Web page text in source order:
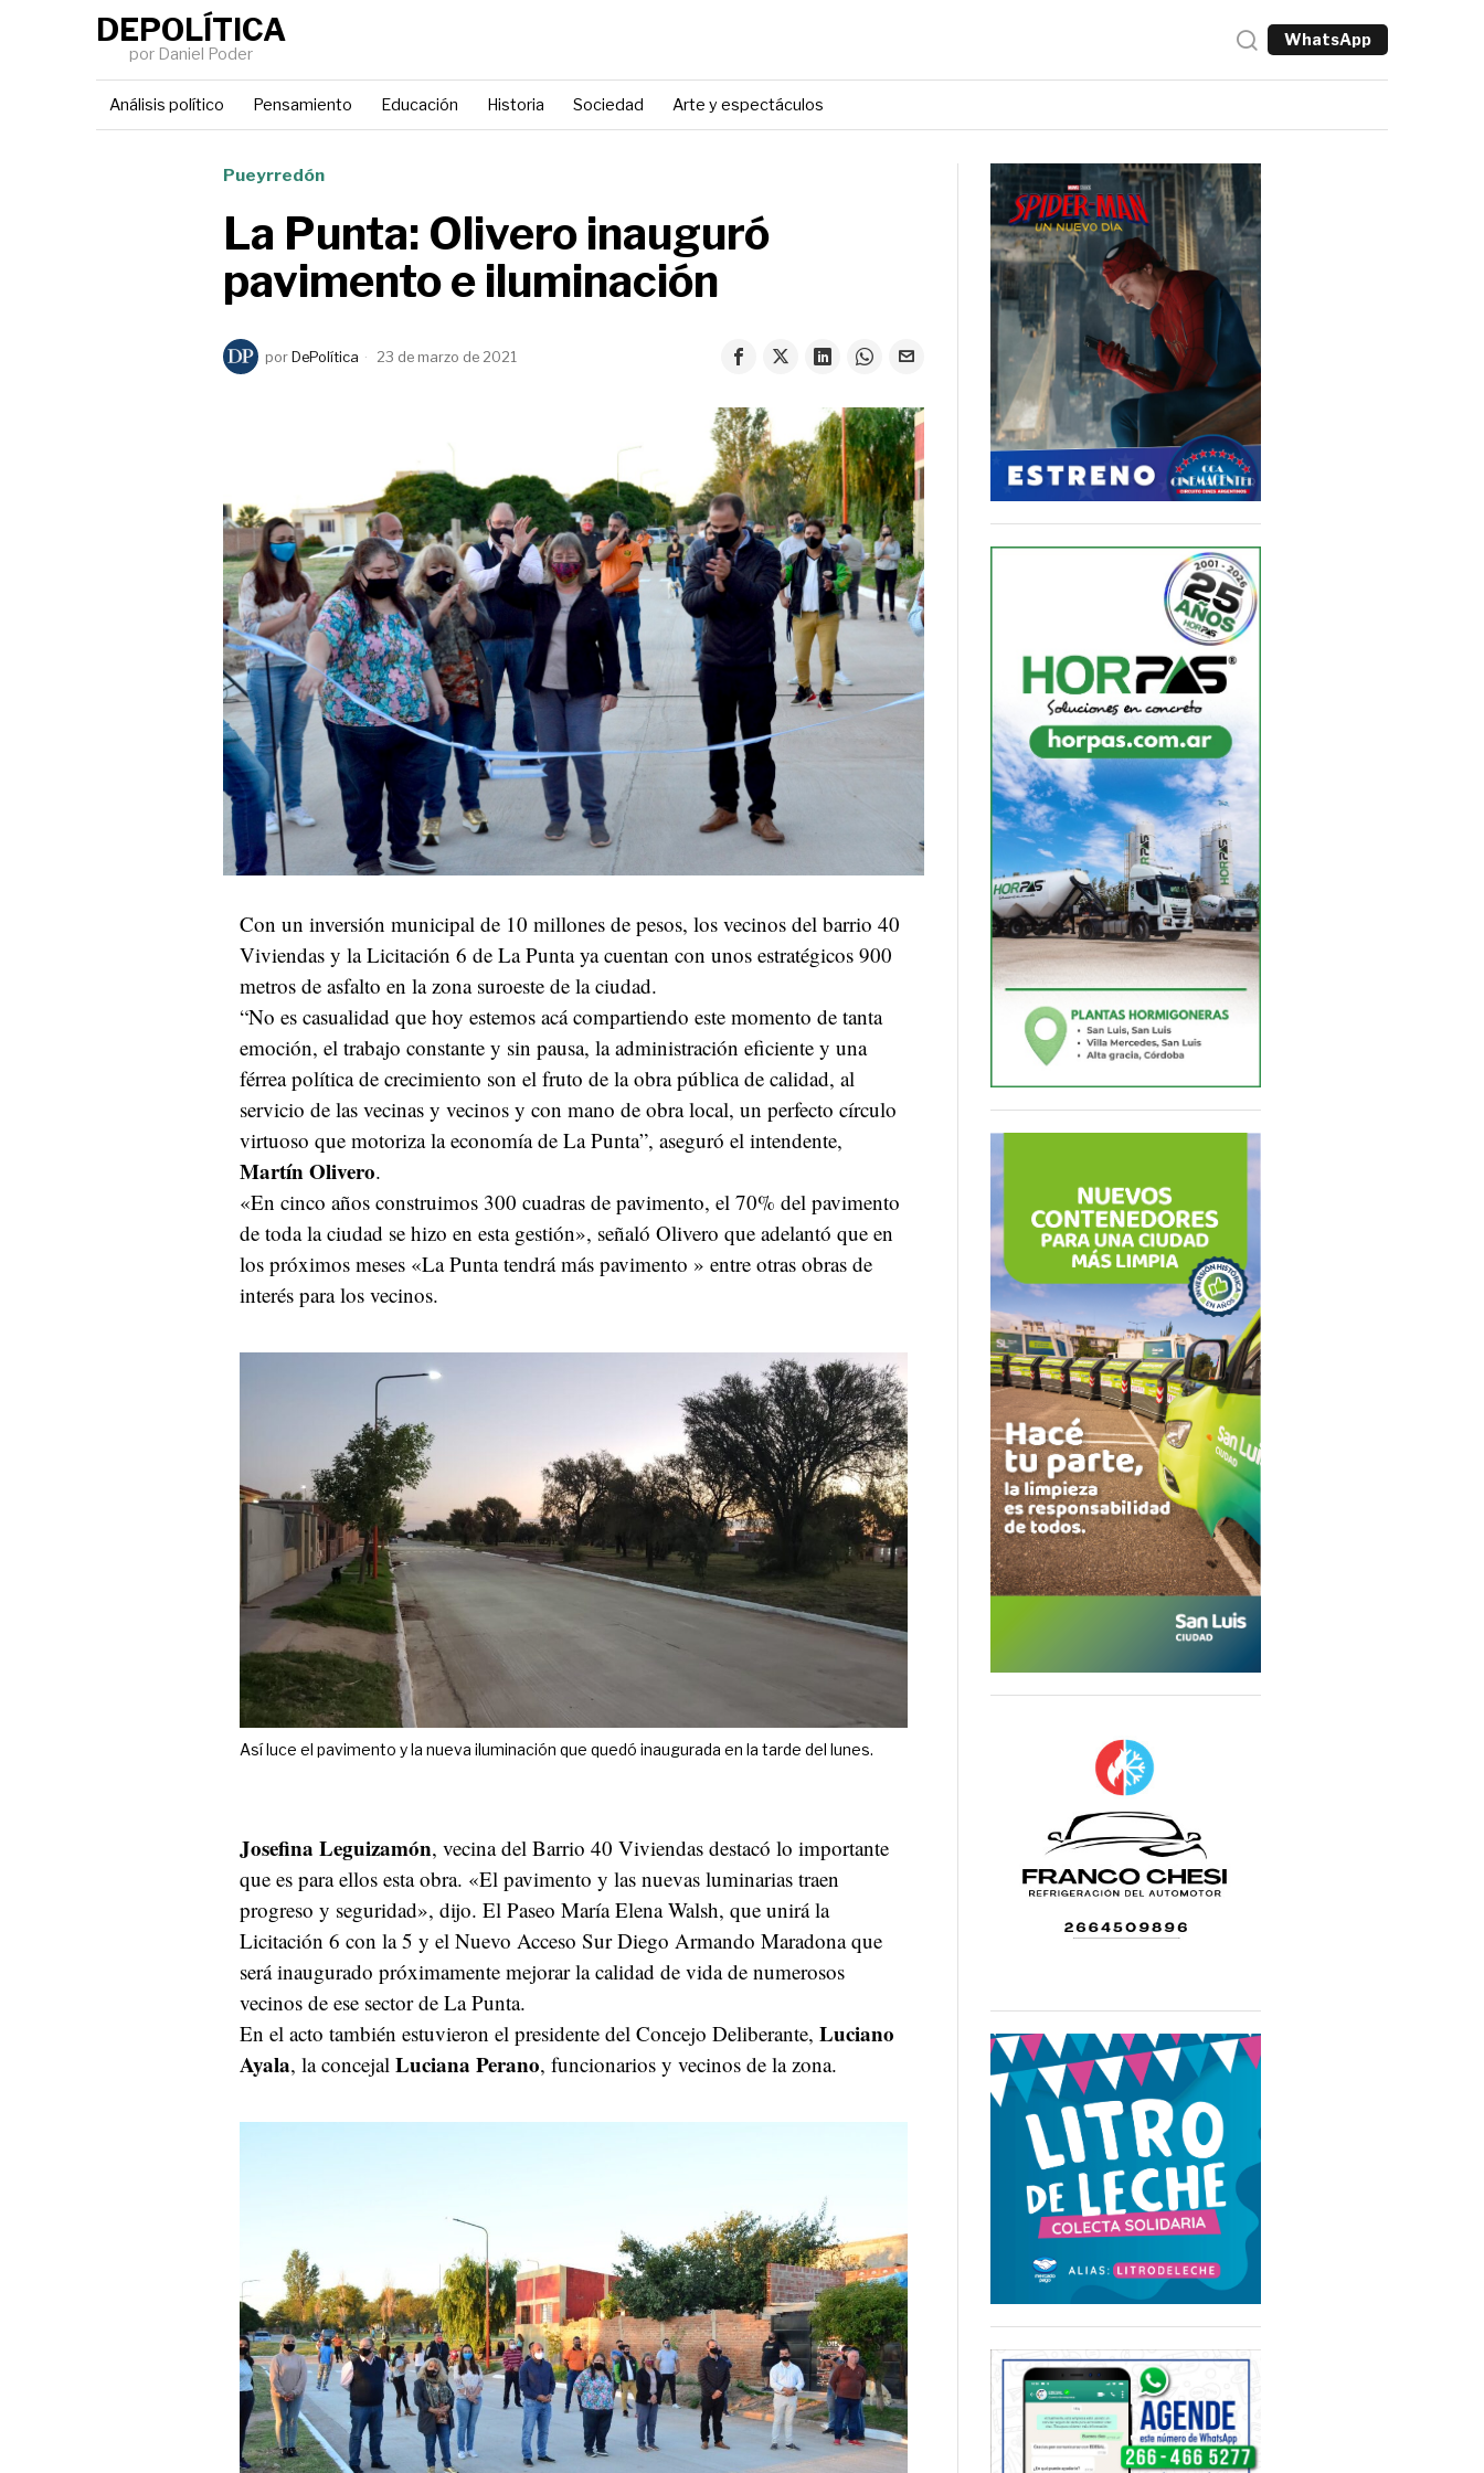
DEPOLÍTICA
por Daniel Poder
WhatsApp
Análisis político Pensamiento Educación Historia Sociedad Arte y espectáculos
Pueyrredón
La Punta: Olivero inauguró
pavimento e iluminación
por DePolítica 23 de marzo de 2021
Con un inversión municipal de 10 millones de pesos, los vecinos del barrio 40
Viviendas y la Licitación 6 de La Punta ya cuentan con unos estratégicos 900
metros de asfalto en la zona suroeste de la ciudad.
“No es casualidad que hoy estemos acá compartiendo este momento de tanta
emoción, el trabajo constante y sin pausa, la administración eficiente y una
férrea política de crecimiento son el fruto de la obra pública de calidad, al
servicio de las vecinas y vecinos y con mano de obra local, un perfecto círculo
virtuoso que motoriza la economía de La Punta”, aseguró el intendente,
Martín Olivero.
«En cinco años construimos 300 cuadras de pavimento, el 70% del pavimento
de toda la ciudad se hizo en esta gestión», señaló Olivero que adelantó que en
los próximos meses «La Punta tendrá más pavimento » entre otras obras de
interés para los vecinos.
Así luce el pavimento y la nueva iluminación que quedó inaugurada en la tarde del lunes.
Josefina Leguizamón, vecina del Barrio 40 Viviendas destacó lo importante
que es para ellos esta obra. «El pavimento y las nuevas luminarias traen
progreso y seguridad», dijo. El Paseo María Elena Walsh, que unirá la
Licitación 6 con la 5 y el Nuevo Acceso Sur Diego Armando Maradona que
será inaugurado próximamente mejorar la calidad de vida de numerosos
vecinos de ese sector de La Punta.
En el acto también estuvieron el presidente del Concejo Deliberante, Luciano
Ayala, la concejal Luciana Perano, funcionarios y vecinos de la zona.